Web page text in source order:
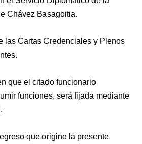
Chávez Basagoitia.
las Cartas Credenciales y Plenos
que el citado funcionario
funciones, será fijada mediante
que origine la presente